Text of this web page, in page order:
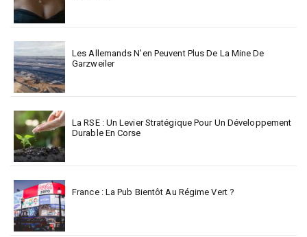
Les Allemands N’en Peuvent Plus De La Mine De
Garzweiler
La RSE : Un Levier Stratégique Pour Un Développement
Durable En Corse
France : La Pub Bientôt Au Régime Vert ?